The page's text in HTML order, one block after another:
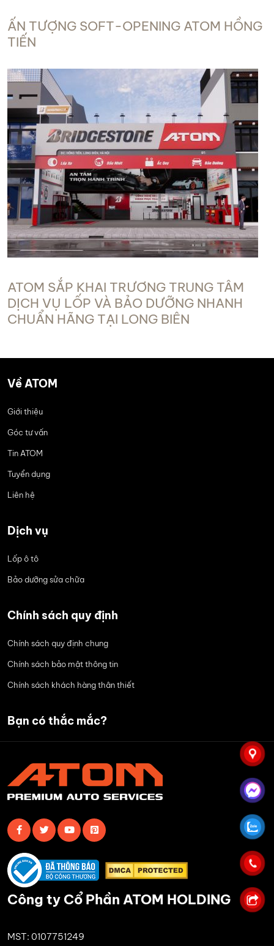
ẤN TƯỢNG SOFT-OPENING ATOM HỒNG
TIẾN
ATOM SẮP KHAI TRƯƠNG TRUNG TÂM
DỊCH VỤ LỐP VÀ BẢO DƯỠNG NHANH
CHUẨN HÃNG TẠI LONG BIÊN
Về ATOM
Giới thiệu
Góc tư vấn
Tin ATOM
Tuyển dụng
Liên hệ
Dịch vụ
Lốp ô tô
Bảo dưỡng sửa chữa
Chính sách quy định
Chính sách quy định chung
Chính sách bảo mật thông tin
Chính sách khách hàng thân thiết
Bạn có thắc mắc?
Công ty Cổ Phần ATOM HOLDING
MST: 0107751249